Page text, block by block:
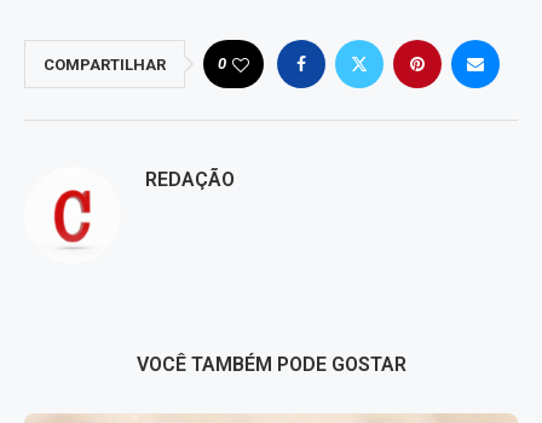
COMPARTILHAR 0
REDAÇÃO
VOCÊ TAMBÉM PODE GOSTAR